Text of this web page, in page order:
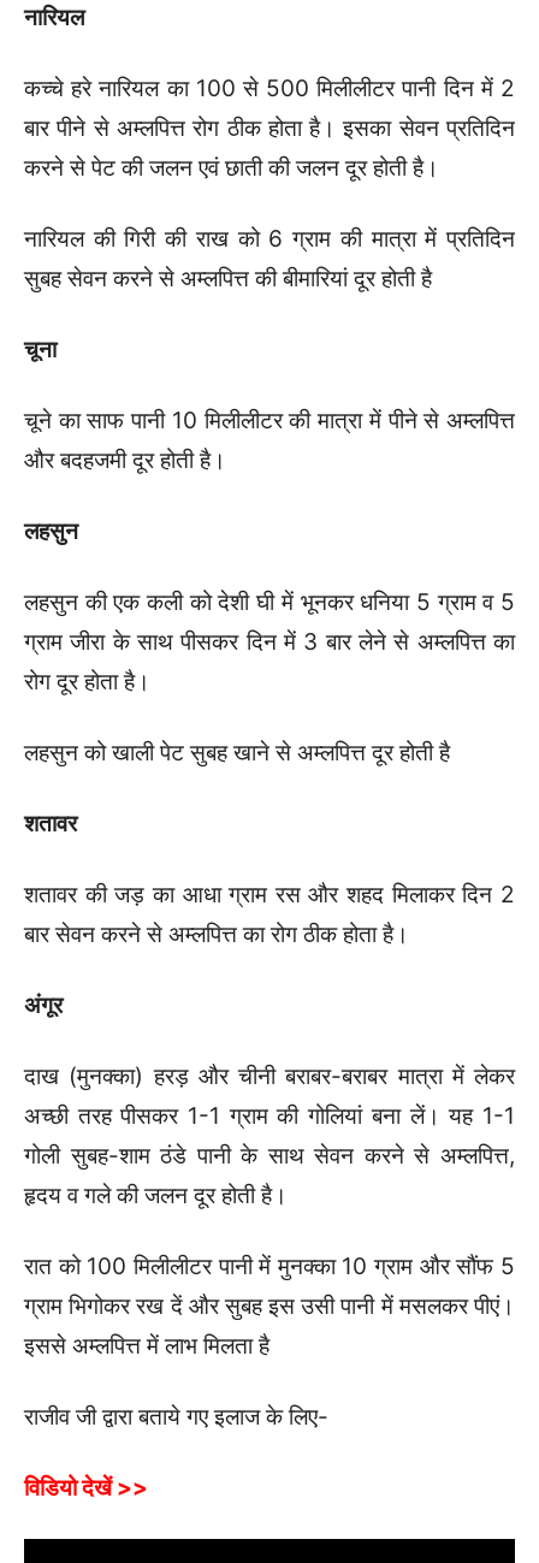
नारियल
कच्चे हरे नारियल का 100 से 500 मिलीलीटर पानी दिन में 2
बार पीने से अम्लपित्त रोग ठीक होता है। इसका सेवन प्रतिदिन
करने से पेट की जलन एवं छाती की जलन दूर होती है।
नारियल की गिरी की राख को 6 ग्राम की मात्रा में प्रतिदिन
सुबह सेवन करने से अम्लपित्त की बीमारियां दूर होती है
चूना
चूने का साफ पानी 10 मिलीलीटर की मात्रा में पीने से अम्लपित्त
और बदहजमी दूर होती है।
लहसुन
लहसुन की एक कली को देशी घी में भूनकर धनिया 5 ग्राम व 5
ग्राम जीरा के साथ पीसकर दिन में 3 बार लेने से अम्लपित्त का
रोग दूर होता है।
लहसुन को खाली पेट सुबह खाने से अम्लपित्त दूर होती है
शतावर
शतावर की जड़ का आधा ग्राम रस और शहद मिलाकर दिन 2
बार सेवन करने से अम्लपित्त का रोग ठीक होता है।
अंगूर
दाख (मुनक्का) हरड़ और चीनी बराबर-बराबर मात्रा में लेकर
अच्छी तरह पीसकर 1-1 ग्राम की गोलियां बना लें। यह 1-1
गोली सुबह-शाम ठंडे पानी के साथ सेवन करने से अम्लपित्त,
हृदय व गले की जलन दूर होती है।
रात को 100 मिलीलीटर पानी में मुनक्का 10 ग्राम और सौंफ 5
ग्राम भिगोकर रख दें और सुबह इस उसी पानी में मसलकर पीएं।
इससे अम्लपित्त में लाभ मिलता है
राजीव जी द्वारा बताये गए इलाज के लिए-
विडियो देखें >>